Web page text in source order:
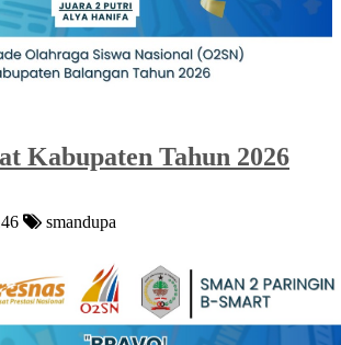
Kabupaten Tahun 2026
smandupa